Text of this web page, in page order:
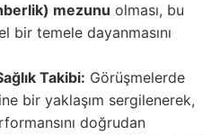
mezunu olması, bu
bir temele dayanmasını
Takibi: Görüşmelerde
bir yaklaşım sergilenerek,
doğrudan